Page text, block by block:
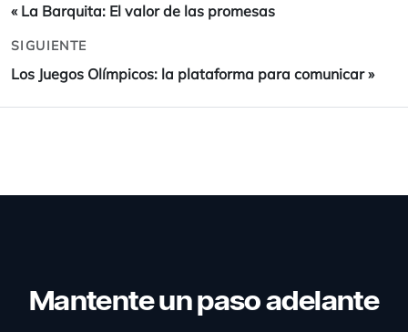
« La Barquita: El valor de las promesas
SIGUIENTE
Los Juegos Olímpicos: la plataforma para comunicar»
Mantente un paso adelante